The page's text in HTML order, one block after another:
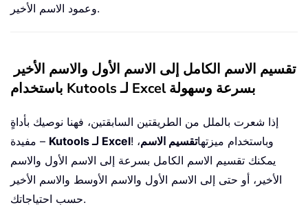
وعمود الاسم الأخير.
تقسيم الاسم الكامل إلى الاسم الأول والاسم الأخير
باستخدام Kutools لـ Excel بسرعة وسهولة
إذا شعرت بالملل من الطريقتين السابقتين، فهنا نوصيك بأداةٍ
مفيدة –
Kutools لـ Excel ! وباستخدام ميزتهاتقسيم الاسم،
يمكنك تقسيم الاسم الكامل بسرعة إلى الاسم الأول والاسم
الأخير، أو حتى إلى الاسم الأول والاسم الأوسط والاسم الأخير
حسب احتياجاتك.